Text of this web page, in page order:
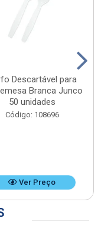
Descartável para
Branca Junco
50 unidades
Código: 108696
Ver Preço